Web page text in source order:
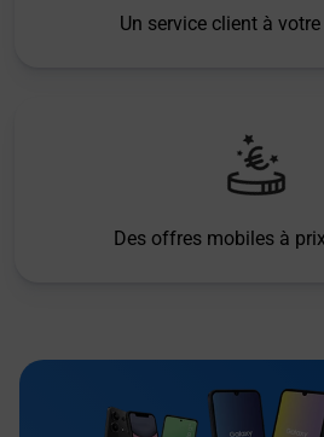
Un service client à
Des offres mobiles à